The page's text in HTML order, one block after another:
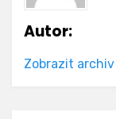
Autor:
Zobrazit